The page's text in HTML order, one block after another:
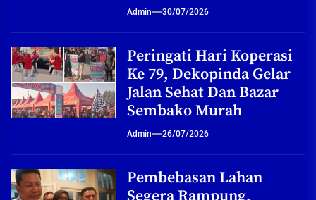
Admin 30/07/2026
Peringati Hari Koperasi
Ke 79, Dekopinda Gelar
Jalan Sehat Dan Bazar
Sembako Murah
Admin 26/07/2026
Pembebasan Lahan